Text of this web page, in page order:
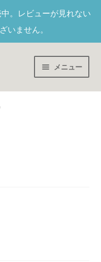
。レビューが見れない
いません。
メニュー